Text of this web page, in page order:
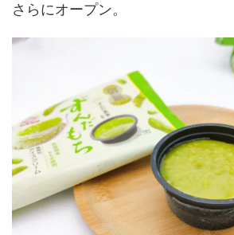
さらにオープン。